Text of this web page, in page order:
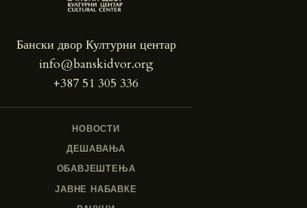
Бански двор Културни центар
info@banskidvor.org
+387 51 305 336
НОВОСТИ
ДЕШАВАЊА
ОБАВЈЕШТЕЊА
ЈАВНЕ НАБАВКЕ